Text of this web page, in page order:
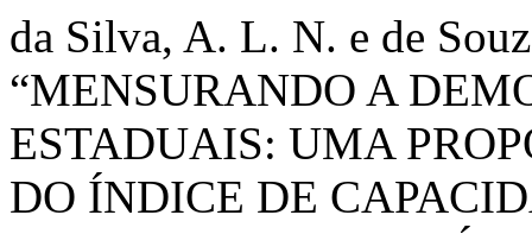
da Silva, A. L. N. e de
“MENSURANDO A
ESTADUAIS: UMA
DO ÍNDICE DE